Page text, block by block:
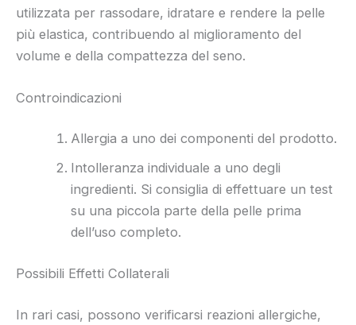
utilizzata per rassodare, idratare e rendere la pelle
più elastica, contribuendo al miglioramento del
volume e della compattezza del seno.
Controindicazioni
Allergia a uno dei componenti del prodotto.
Intolleranza individuale a uno degli
ingredienti. Si consiglia di effettuare un test
su una piccola parte della pelle prima
dell’uso completo.
Possibili Effetti Collaterali
In rari casi, possono verificarsi reazioni allergiche,